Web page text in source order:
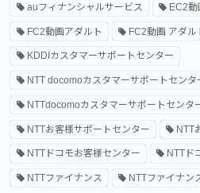
auフィナンシャルサービス EC2動
FC2動画アダルト FC2動画 アダル
KDDIカスタマーサポートセンター
NTT docomoカスタマーサポートセンタ
NTTdocomoカスタマーサポートセンタ
NTTお客様サポートセンター NTT
NTTドコモお客様センター NTTド
NTTファイナンス NTTファイナン